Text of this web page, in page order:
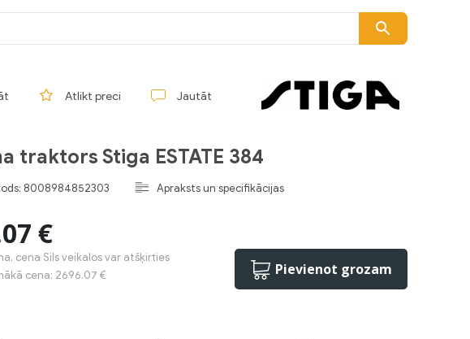
Atlikt preci Jautāt
traktors Stiga ESTATE 384
8008984852303 Apraksts un specifikācijas
€
cena Sils veikalos var atšķirties
cena: 2696.07 €
Pievienot grozam